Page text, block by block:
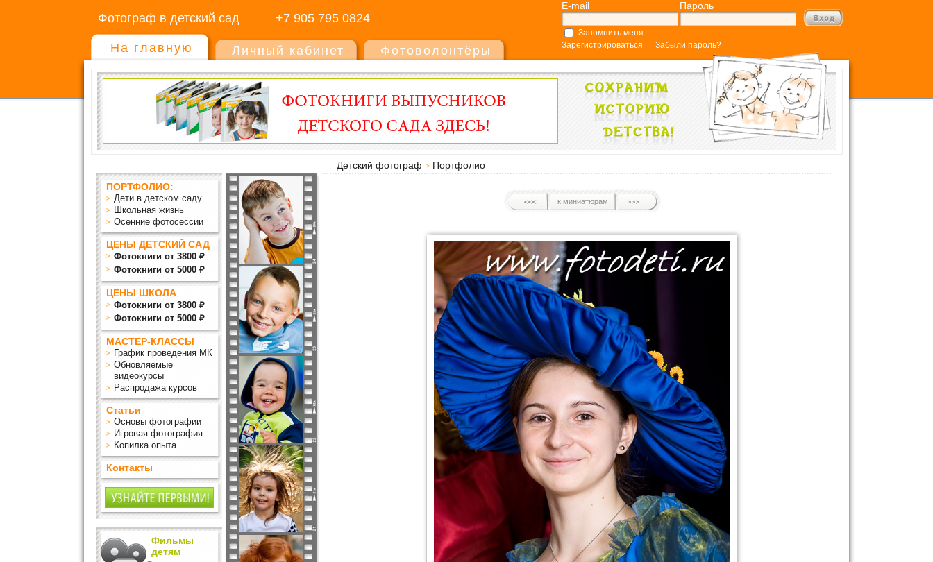
Фотограф в детский сад +7 905 795 0824
E-mail Пароль
Запомнить меня
Зарегистрироваться
Забыли пароль?
На главную Личный кабинет Фотоволонтёры
Детский фотограф
Портфолио
ПОРТФОЛИО:
Дети в детском саду
Школьная жизнь
Осенние фотосессии
ЦЕНЫ ДЕТСКИЙ САД
Фотокниги от 3800 ₽
Фотокниги от 5000 ₽
ЦЕНЫ ШКОЛА
Фотокниги от 3800 ₽
Фотокниги от 5000 ₽
МАСТЕР-КЛАССЫ
График проведения МК
Обновляемые
видеокурсы
Распродажа курсов
Статьи
Основы фотографии
Игровая фотография
Копилка опыта
Контакты
Фильмы
детям
к миниатюрам